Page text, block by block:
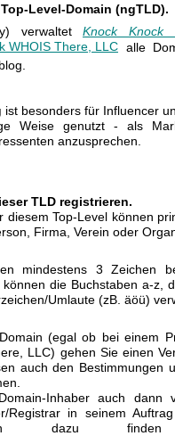
Level-Domain (ngTLD).
verwaltet Knock Knock
alle
ist besonders für Influencer
Weise genutzt - als
anzusprechen.
TLD registrieren.
diesem Top-Level können
Firma, Verein oder
mindestens 3 Zeichen
die Buchstaben a-z,
Umlaute (zB. äöü)
(egal ob bei einem
LLC) gehen Sie einen
auch den Bestimmungen
Inhaber auch dann
Registrar in seinem
dazu